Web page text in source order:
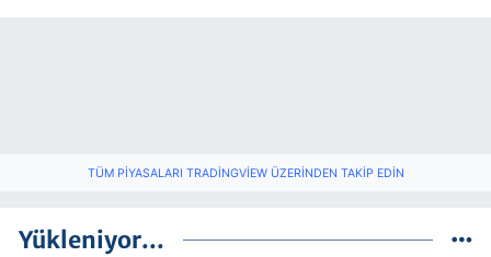
TÜM PIYASALARI TRADINGVIEW ÜZERINDEN TAKIP EDIN
Yükleniyor...